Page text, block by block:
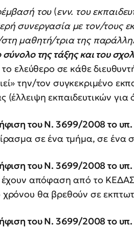
του(ενν. του
συνεργασία με τον/τους
μαθητή/τρια της
της τάξης και του
το ελεύθερο σε κάθε
την/τον συγκεκριμένο
(έλλειψη εκπαιδευτικών για
του Ν. 3699/2008 το υπ.
σε ένα τμήμα, σε ένα
του Ν. 3699/2008 το υπ.
έχουν απόφαση από το
θα βρεθούν σε
του Ν. 3699/2008 το υπ.